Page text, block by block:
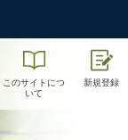
このサイトにつ
いて
新規登録